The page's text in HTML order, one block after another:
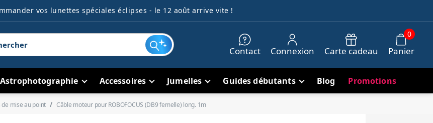
vos lunettes spéciales éclipses - le 12 août arrive vite !
Contact Connexion Carte cadeau Panier
0
Astrophotographie Accessoires Jumelles Guides débutants Blog Promotions
de mise au point Câble moteur pour ROBOFOCUS (DB9 femelle) long. 1m